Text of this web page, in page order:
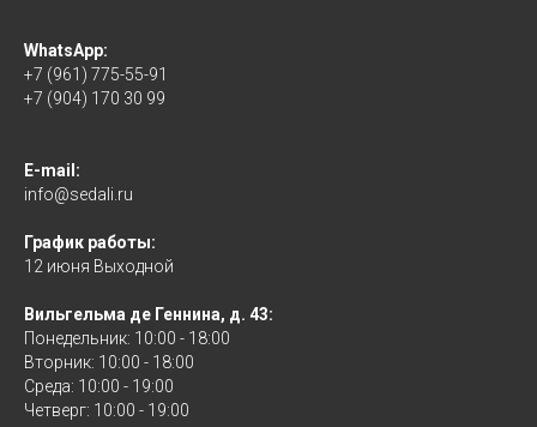
WhatsApp:
+7 (961) 775-55-91
+7 (904) 170 30 99
E-mail:
info@sedali.ru
График работы:
12 июня Выходной
Вильгельма де Геннина, д. 43:
Понедельник: 10:00 - 18:00
Вторник: 10:00 - 18:00
Среда: 10:00 - 19:00
Четверг: 10:00 - 19:00